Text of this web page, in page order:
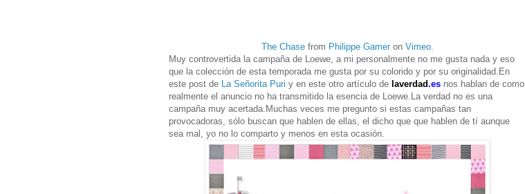
The Chasefrom Philippe Gameron Vimeo.
Muy controvertida la campaña de Loewe, a mi personalmente no me gusta nada y eso
que la colección de esta temporada me gusta por su colorido y por su originalidad.En
este post de La Señorita Puri y en este otro artículo de laverdad.es nos hablan de como
realmente el anuncio no ha transmitido la esencia de Loewe.La verdad no es una
campaña muy acertada.Muchas veces me pregunto si estas campañas tan
provocadoras, sólo buscan que hablen de ellas, el dicho que que hablen de tí aunque
sea mal, yo no lo comparto y menos en esta ocasión.